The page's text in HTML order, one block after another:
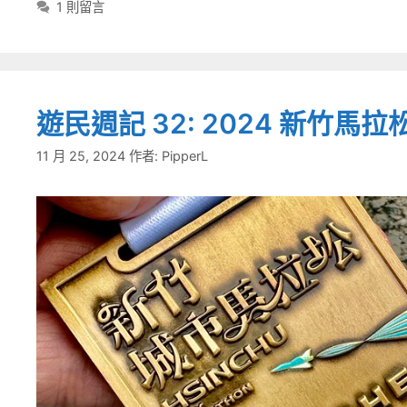
籤
1 則留言
遊民週記 32: 2024 新竹馬拉
11 月 25, 2024 作者: PipperL